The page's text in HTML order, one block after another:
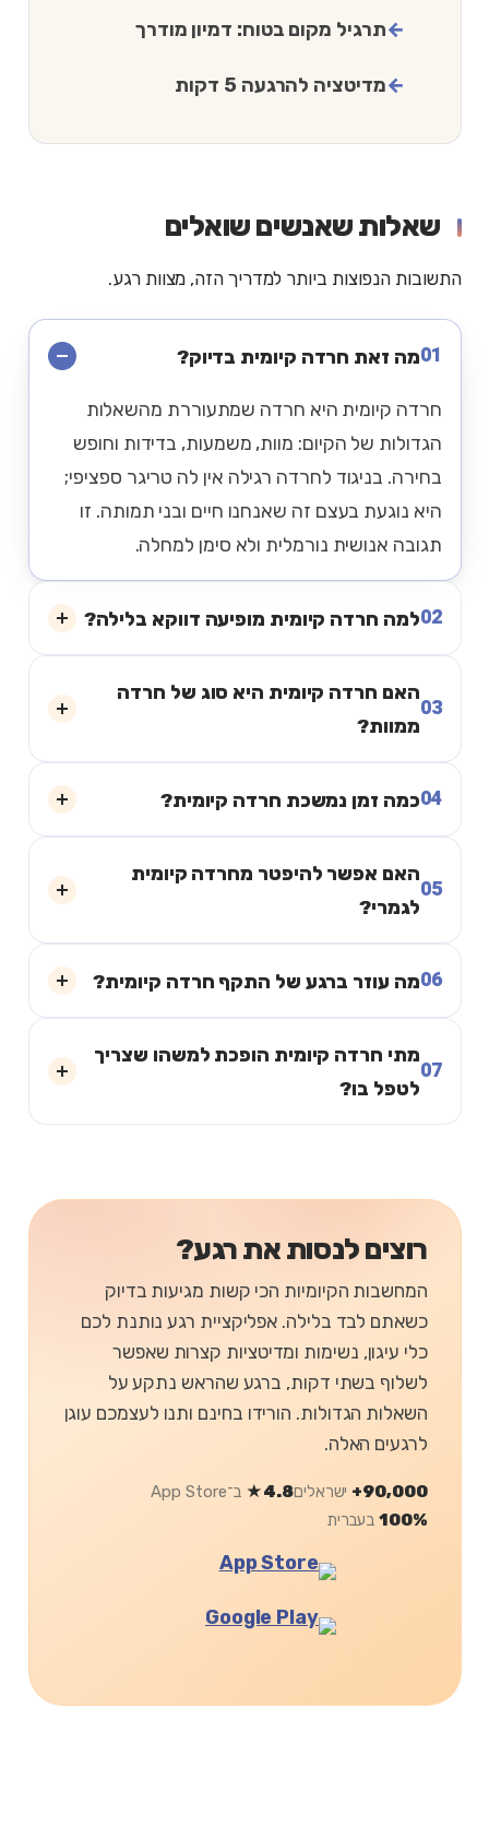
תרגיל מקום בטוח: דמיון מודרך
מדיטציה להרגעה 5 דקות
שאלות שאנשים שואלים
התשובות הנפוצות ביותר למדריך הזה, מצוות רגע.
01מה זאת חרדה קיומית בדיוק?
חרדה קיומית היא חרדה שמתעוררת מהשאלות
הגדולות של הקיום: מוות, משמעות, בדידות וחופש
בחירה. בניגוד לחרדה רגילה אין לה טריגר ספציפי;
היא נוגעת בעצם זה שאנחנו חיים ובני תמותה. זו
תגובה אנושית נורמלית ולא סימן למחלה.
02למה חרדה קיומית מופיעה דווקא בלילה?
03
האם חרדה קיומית היא סוג של חרדה
ממוות?
04כמה זמן נמשכת חרדה קיומית?
05
האם אפשר להיפטר מחרדה קיומית
לגמרי?
06מה עוזר ברגע של התקף חרדה קיומית?
07
מתי חרדה קיומית הופכת למשהו שצריך
לטפל בו?
רוצים לנסות את רגע?
המחשבות הקיומיות הכי קשות מגיעות בדיוק
כשאתם לבד בלילה. אפליקציית רגע נותנת לכם
כלי עיגון, נשימות ומדיטציות קצרות שאפשר
לשלוף בשתי דקות, ברגע שהראש נתקע על
השאלות הגדולות. הורידו בחינם ותנו לעצמכם עוגן
לרגעים האלה.
90,000+ ישראלים4.8★
ב־App Store
100%בעברית